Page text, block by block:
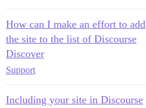
How can I make an effort to add
the site to the list of Discourse
Discover
Support
Including your site in Discourse